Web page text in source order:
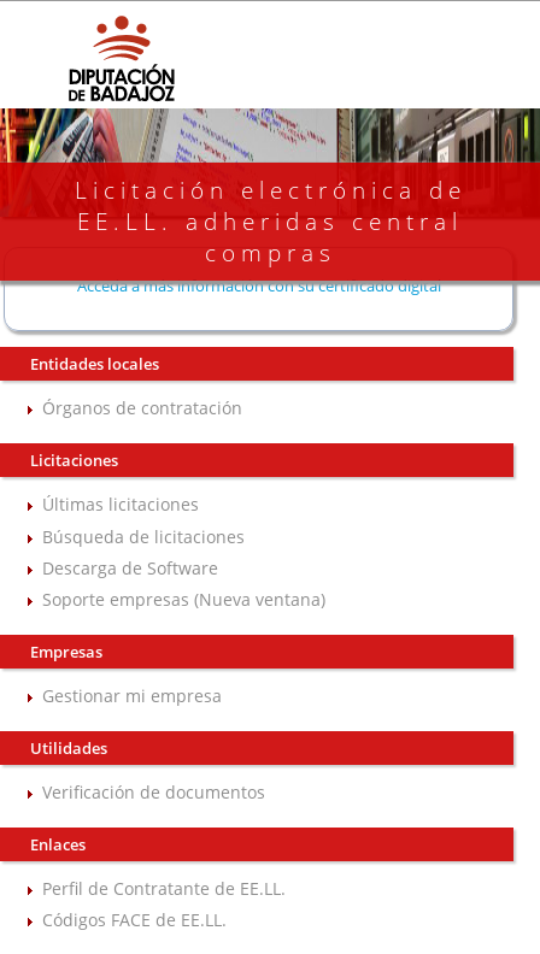
Licitación electrónica de
EE.LL. adheridas central
compras
Acceda a más información con su certificado digital
Entidades locales
Órganos de contratación
Licitaciones
Últimas licitaciones
Búsqueda de licitaciones
Descarga de Software
Soporte empresas (Nueva ventana)
Empresas
Gestionar mi empresa
Utilidades
Verificación de documentos
Enlaces
Perfil de Contratante de EE.LL.
Códigos FACE de EE.LL.